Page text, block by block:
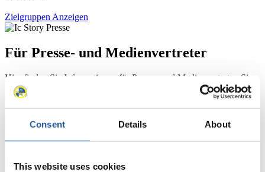
Consent Details About
This website uses cookies
Zielgruppen Anzeigen
Für Presse- und Medienvertreter
Hier finden Sie Informationen für Presse- und Medienvertreter. Sie
haben Zugriff auf Athletenbiographien und Informationen zu
Wettkämpfen. Außerdem können Sie Ihre Medienakkreditierung
beantragen, die Grundregeln des Rennrodelsports einsehen und
allgemeine Neuigkeiten einholen.
>> Weiter